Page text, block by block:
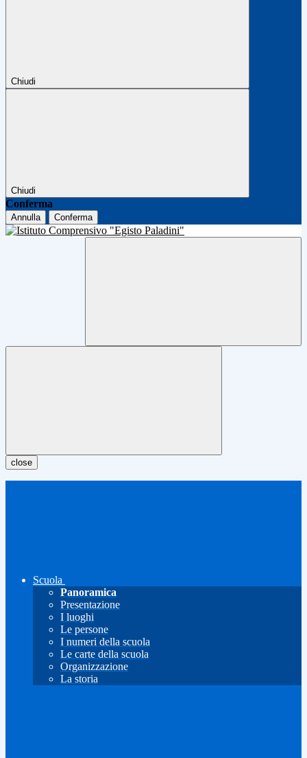
Chiudi
Chiudi
Conferma
Annulla Conferma
close
Scuola
Panoramica
Presentazione
I luoghi
Le persone
I numeri della scuola
Le carte della scuola
Organizzazione
La storia